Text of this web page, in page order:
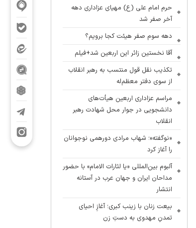
حرم امام علی (ع) مهیای عزاداری دهه
آخر صفر شد
دهه سوم صفر هیئت کجا برویم؟
آقا نخستین زائر این اربعین شد+فیلم
تکذیب نقل قول منتسب به رهبر انقلاب
از سوی دفتر معظم‌له
مراسم عزاداری اربعین هیأت‌های
دانشجویی در جوار محل شهادت رهبر
انقلاب
«نوگفته»؛ شهاب مرادی دورهمی نوجوانان
را آغاز کرد
آلبوم بین‌المللی «یا لثارات الامام» با حضور
مداحان ایران و جهان عرب در آستانه
انتشار
بیعت زنان با زینب کبری؛ آغازِ احیای
تمدنِ مهدوی به دستِ زن